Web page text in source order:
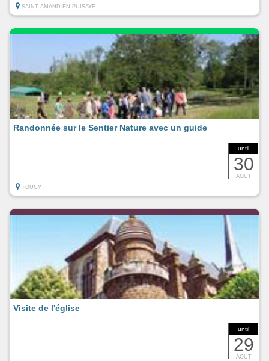
SAINT-AMAND-EN-PUISAYE
until
30
AOUT
Randonnée sur le Sentier Nature avec un guide
TOUCY
until
29
AOUT
Visite de l'église